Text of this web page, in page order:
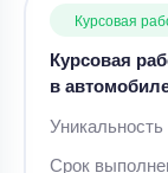
Цена5600 ₽
Уникальность
Срок